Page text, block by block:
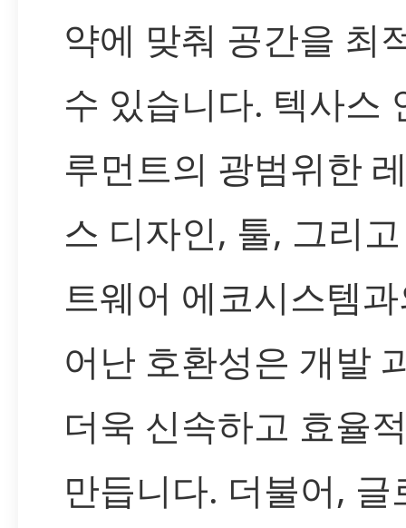
약에 맞춰 공간을 최
수 있습니다. 텍사스
루먼트의 광범위한
스 디자인, 툴, 그리
트웨어 에코시스템
어난 호환성은 개발
더욱 신속하고 효율
만듭니다. 더불어, 글